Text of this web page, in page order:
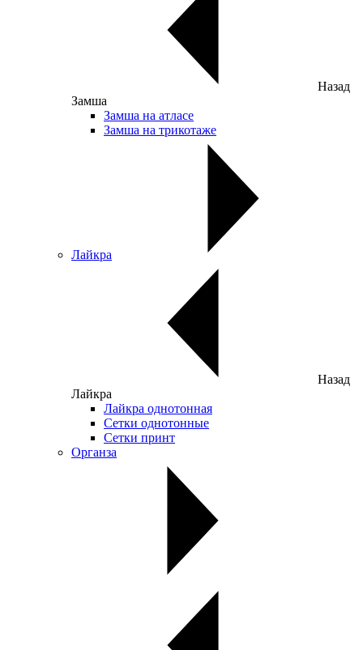
Назад
Замша
Замша на атласе
Замша на трикотаже
Лайкра
Назад
Лайкра
Лайкра однотонная
Сетки однотонные
Сетки принт
Органза